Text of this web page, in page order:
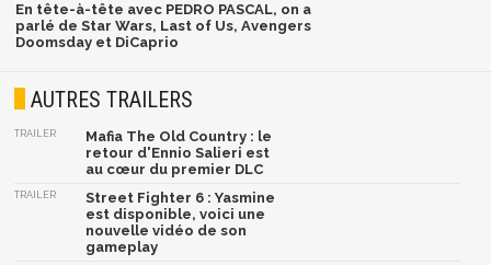
En tête-à-tête avec PEDRO PASCAL, on a
parlé de Star Wars, Last of Us, Avengers
Doomsday et DiCaprio
AUTRES TRAILERS
TRAILER
Mafia The Old Country : le
retour d'Ennio Salieri est
au cœur du premier DLC
TRAILER
Street Fighter 6 : Yasmine
est disponible, voici une
nouvelle vidéo de son
gameplay